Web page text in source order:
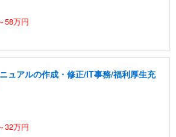
58万円
ュアルの作成・修正/IT事務/福利厚生充
32万円